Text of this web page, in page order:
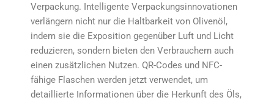
Verpackung. Intelligente Verpackungsinnovationen
verlängern nicht nur die Haltbarkeit von Olivenöl,
indem sie die Exposition gegenüber Luft und Licht
reduzieren, sondern bieten den Verbrauchern auch
einen zusätzlichen Nutzen. QR-Codes und NFC-
fähige Flaschen werden jetzt verwendet, um
detaillierte Informationen über die Herkunft des Öls,